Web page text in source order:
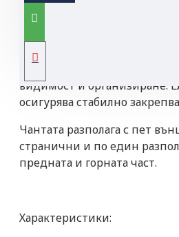
дълго отделение.
От вътрешната страна на
видимост и организиране.
осигурява стабилно
Чантата разполага с пет
странични и по един
предната и горната част.
Характеристики: